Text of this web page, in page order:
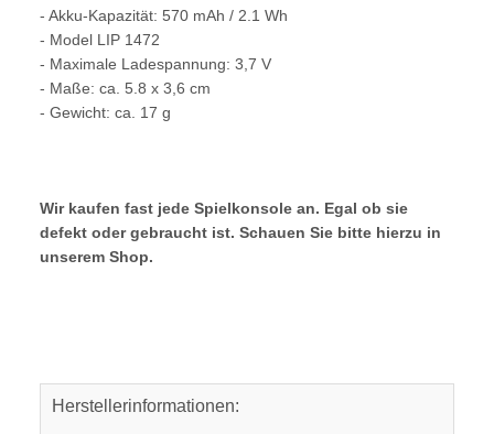
- Akku-Kapazität: 570 mAh / 2.1 Wh
- Model LIP 1472
- Maximale Ladespannung: 3,7 V
- Maße: ca. 5.8 x 3,6 cm
- Gewicht: ca. 17 g
Wir kaufen fast jede Spielkonsole an. Egal ob sie
defekt oder gebraucht ist. Schauen Sie bitte hierzu in
unserem Shop.
Herstellerinformationen: